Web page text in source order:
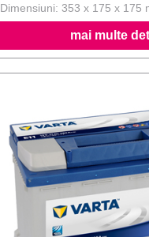
Dimensiuni: 353 x 175 x 175
mai multe